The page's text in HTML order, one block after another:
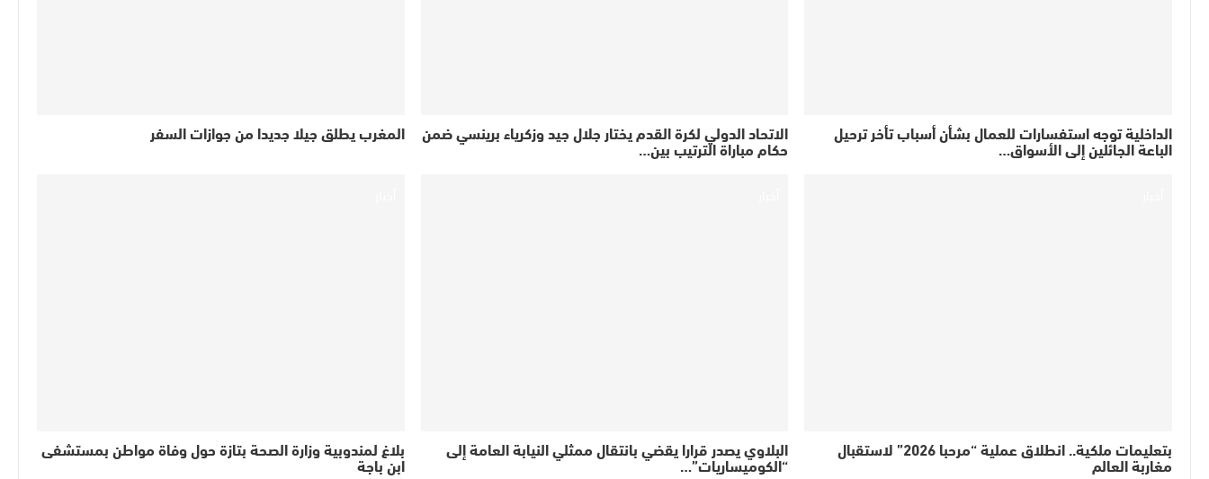
الداخلية توجه استفسارات للعمال بشأن أسباب تأخر ترحيل
الباعة الجائلين إلى الأسواق…
الاتحاد الدولي لكرة القدم يختار جلال جيد وزكرياء برينسي ضمن
حكام مباراة الترتيب بين…
المغرب يطلق جيلا جديدا من جوازات السفر
بتعليمات ملكية.. انطلاق عملية “مرحبا 2026” لاستقبال
مغاربة العالم
البلاوي يصدر قرارا يقضي بانتقال ممثلي النيابة العامة إلى
“الكوميساريات”…
بلاغ لمندوبية وزارة الصحة بتازة حول وفاة مواطن بمستشفى
ابن باجة